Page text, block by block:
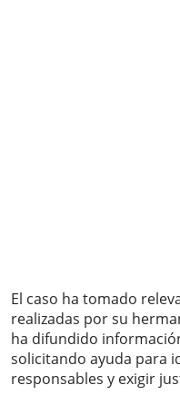
El caso ha tomado
realizadas por su
ha difundido
solicitando ayuda para
responsables y exigir